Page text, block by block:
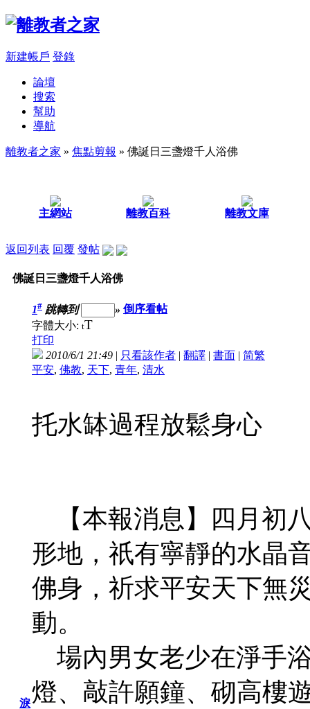
新建帳戶 登錄
論壇
搜索
幫助
導航
離教者之家 » 焦點剪報 » 佛誕日三盞燈千人浴佛
主網站 離教百科 離教文庫
返回列表 回覆 發帖
佛誕日三盞燈千人浴佛
淚
1# 跳轉到 » 倒序看帖
字體大小: tT
打印
2010/6/1 21:49 | 只看該作者 | 翻譯 | 書面 | 简繁
平安, 佛教, 天下, 青年, 清水
托水缽過程放鬆身心
【本報消息】四月初
形地，祇有寧靜的水晶
佛身，祈求平安天下無
動。
場內男女老少在淨手
燈、敲許願鐘、砌高樓